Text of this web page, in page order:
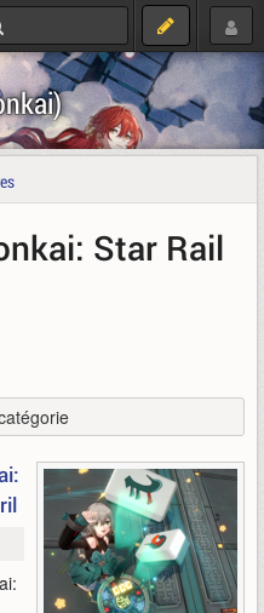
Star Rail